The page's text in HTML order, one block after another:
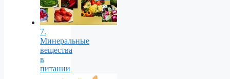
7.
Минеральные
вещества
в
питании